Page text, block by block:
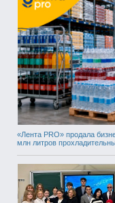
«Лента PRO» продала
млн литров